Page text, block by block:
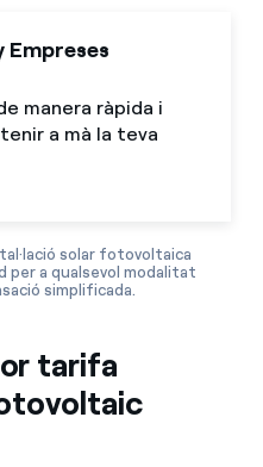
Empreses
manera ràpida i
a mà la teva
solar fotovoltaica
per a qualsevol modalitat
simplificada.
tarifa